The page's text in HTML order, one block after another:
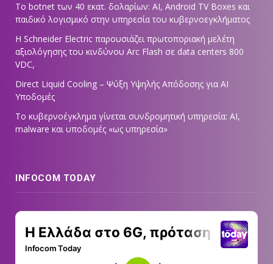
Το botnet των 40 εκατ. δολαρίων: AI, Android TV Boxes και
παιδικό λογισμικό στην υπηρεσία του κυβερνοεγκλήματος
Η Schneider Electric παρουσιάζει πρωτοποριακή μελέτη
αξιολόγησης του κινδύνου Arc Flash σε data centers 800
VDC,
Direct Liquid Cooling – Ψύξη Υψηλής Απόδοσης για AI
Υποδομές
Το κυβερνοέγκλημα γίνεται συνδρομητική υπηρεσία: AI,
malware και υποδομές «ως υπηρεσία»
INFOCOM TODAY